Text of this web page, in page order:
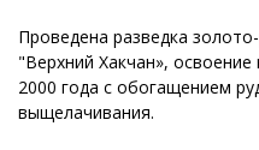
Проведена разведка
"Верхний Хакчан»,
2000 года с обогащением
выщелачивания.